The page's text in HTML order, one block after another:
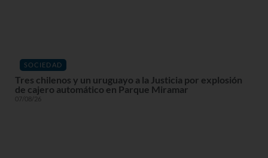
SOCIEDAD
Tres chilenos y un uruguayo a la Justicia por explosión
de cajero automático en Parque Miramar
07/08/26